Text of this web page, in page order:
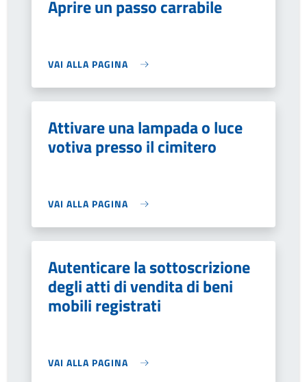
Aprire un passo carrabile
VAI ALLA PAGINA
Attivare una lampada o luce
votiva presso il cimitero
VAI ALLA PAGINA
Autenticare la sottoscrizione
degli atti di vendita di beni
mobili registrati
VAI ALLA PAGINA